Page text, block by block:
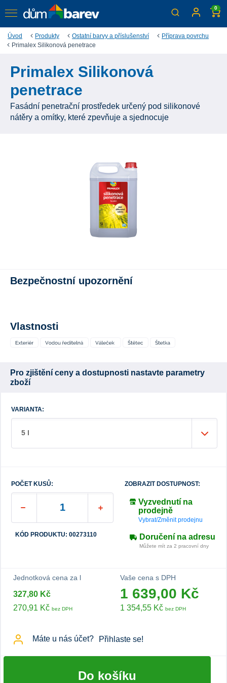
0
Úvod Produkty Ostatní barvy a příslušenství
Příprava povrchu
Primalex Silikonová penetrace
Primalex Silikonová
penetrace
Fasádní penetrační prostředek určený pod silikonové
nátěry a omítky, které zpevňuje a sjednocuje
Bezpečnostní upozornění
Vlastnosti
Pro zjištění ceny a dostupnosti nastavte parametry
zboží
VARIANTA:
5 l
POČET KUSŮ:
KÓD PRODUKTU: 00273110
ZOBRAZIT DOSTUPNOST:
Vyzvednutí na
prodejně
Vybrat/Změnit prodejnu
Doručení na adresu
Můžete mít za 2 pracovní dny
Jednotková cena za l
327,80 Kč
270,91 Kč bez DPH
Vaše cena s DPH
1 639,00 Kč
1 354,55 Kč bez DPH
Máte u nás účet? Přihlaste se!
Do košíku